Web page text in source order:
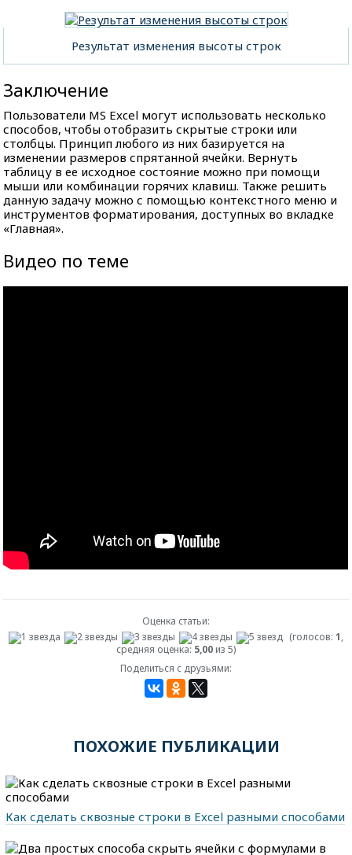
Результат изменения высоты строк
Заключение
Пользователи MS Excel могут использовать несколько
способов, чтобы отобразить скрытые строки или
столбцы. Принцип любого из них базируется на
изменении размеров спрятанной ячейки. Вернуть
таблицу в ее исходное состояние можно при помощи
мыши или комбинации горячих клавиш. Также решить
данную задачу можно с помощью контекстного меню и
инструментов форматирования, доступных во вкладке
«Главная».
Видео по теме
Оценка статьи:
(голосов: 1,
средняя оценка: 5,00 из 5)
Поделиться с друзьями:
ПОХОЖИЕ ПУБЛИКАЦИИ
Как сделать сквозные строки в Excel разными способами